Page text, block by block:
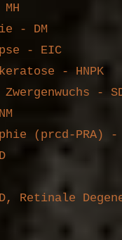
- DM
- EIC
- HNPK
-
(prcd-PRA) -
Retinale